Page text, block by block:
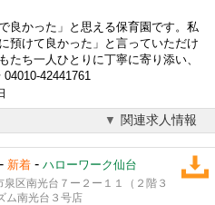
良かった」と思える保育園です。私
預けて良かった」と言っていただけ
たち一人ひとりに丁寧に寄り添い、
42441761
関連求人情報
- 新着 - ハローワーク仙台
区南光台７ー２ー１１（２階３
ム南光台３号店